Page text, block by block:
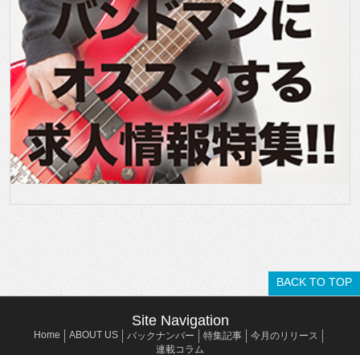
BACK TO TOP
Site Navigation
Home ABOUT US バックナンバー 特集記事
今月のリリース
連載コラム